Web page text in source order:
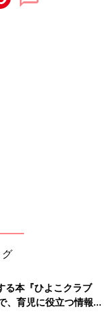
る本『ひよこクラブ
育児に役立つ情報が